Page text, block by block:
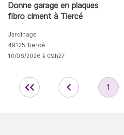
Donne garage en plaques
fibro ciment à Tiercé
Jardinage
49125 Tiercé
10/06/2026 à 09h27
1